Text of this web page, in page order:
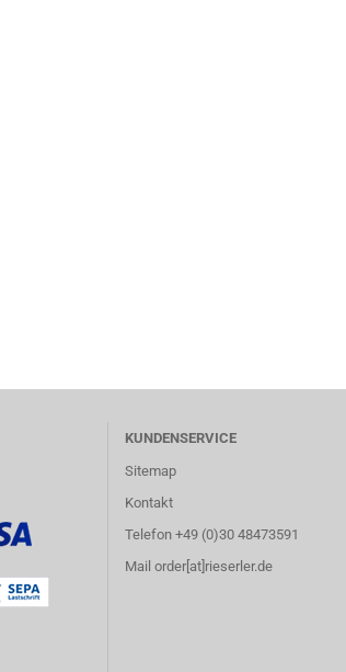
KUNDENSERVICE
Sitemap
Kontakt
Telefon +49 (0)30 48473591
Mail order[at]rieserler.de